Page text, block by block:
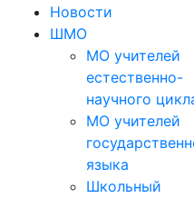
Новости
ШМО
МО учителей
естественно-
научного
МО учителей
языка
Школьный